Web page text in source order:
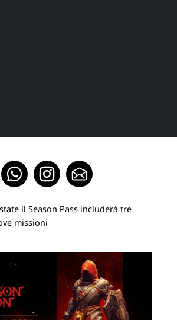
il Season Pass includerà tre
missioni